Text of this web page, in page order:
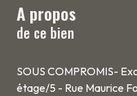
A propos
de ce bien
SOUS COMPROMIS-
étage/5 - Rue Maurice